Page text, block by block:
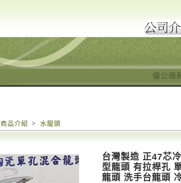
商品介紹 > 水龍頭
台灣製造 正47芯
型龍頭 有拉桿孔
龍頭 洗手台龍頭